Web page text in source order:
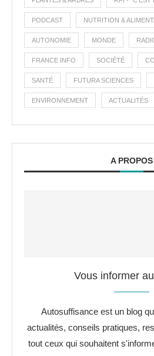
PODCAST NUTRITION &
AUTONOMIE MONDE
FRANCE INFO SOCIÉTÉ
SANTÉ FUTURA SCIENCES
ENVIRONNEMENT ACTUALITÉS
A PROPOS
Vous informer
Autosuffisance est un blog
actualités, conseils pratiques,
tout ceux qui souhaitent